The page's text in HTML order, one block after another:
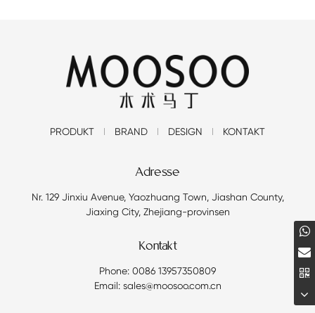
PRODUKT BRAND DESIGN KONTAKT
Adresse
Nr. 129 Jinxiu Avenue, Yaozhuang Town, Jiashan County,
Jiaxing City, Zhejiang-provinsen
Kontakt
Phone: 0086 13957350809
Email: sales@moosoo.com.cn